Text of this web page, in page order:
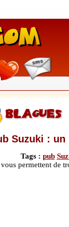
Suzuki :
Tags : pub
permettent de